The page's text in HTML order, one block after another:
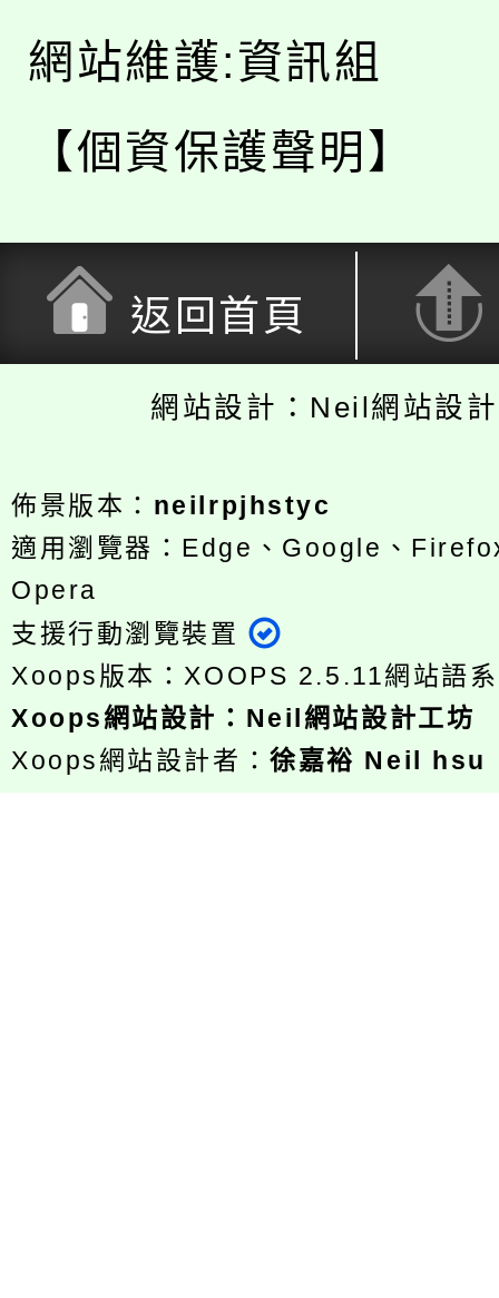
網站維護:資訊組
【個資保護聲明】
返回首頁
網站設計：Neil網站設
佈景版本： neilrpjhstyc
適用瀏覽器：Edge、Google、
Opera
支援行動瀏覽裝置
Xoops版本：XOOPS 2.5.11網站語
Xoops網站設計 ： Neil網站設計工坊
Xoops網站設計者：徐嘉裕 Neil hsu